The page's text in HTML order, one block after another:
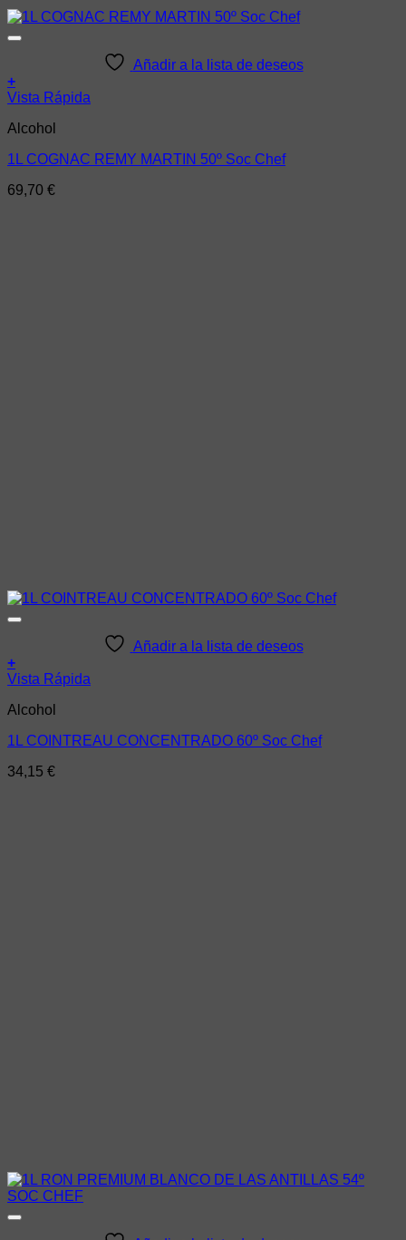
Añadir a la lista de deseos
+
Vista Rápida
Alcohol
1L COGNAC REMY MARTIN 50º Soc Chef
69,70 €
Añadir a la lista de deseos
+
Vista Rápida
Alcohol
1L COINTREAU CONCENTRADO 60º Soc Chef
34,15 €